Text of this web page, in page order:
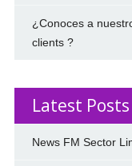
¿Conoces a
clients ?
Latest Posts
News FM Sector